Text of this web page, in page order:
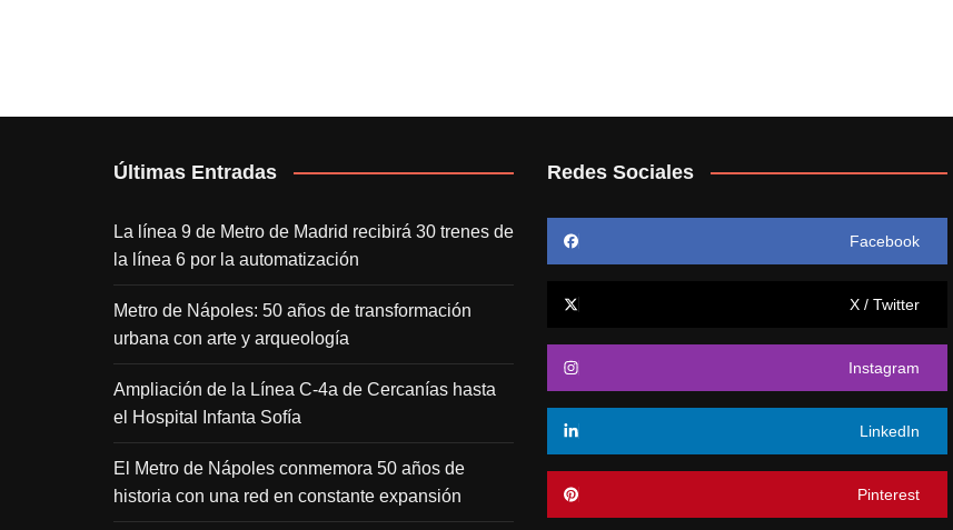
Últimas Entradas
La línea 9 de Metro de Madrid recibirá 30 trenes de
la línea 6 por la automatización
Metro de Nápoles: 50 años de transformación
urbana con arte y arqueología
Ampliación de la Línea C-4a de Cercanías hasta
el Hospital Infanta Sofía
El Metro de Nápoles conmemora 50 años de
historia con una red en constante expansión
Redes Sociales
Facebook
X / Twitter
Instagram
LinkedIn
Pinterest